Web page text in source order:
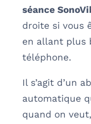
séance
droite si vous
en allant plus
téléphone.
Il s’agit d’un
automatique
quand on veut,